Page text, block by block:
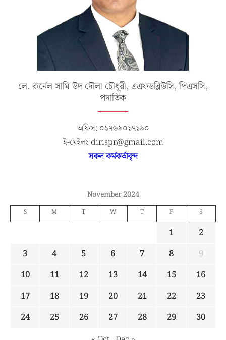
লে. কর্নেল সামি উদ দৌলা চৌধুরী, এএফডব্লিউসি, পিএসসি,
পদাতিক
অফিস: ০১৭৬৯০১৭১৯০
ই-মেইলঃ dirispr@gmail.com
সকল কর্মকর্তাবৃন্দ
November 2024
S M T W T F S
1
2
3
4 5 6 7 8
9
10
11 12 13 14 15
16
17
18 19 20 21 22
23
24
25 26 27 28 29
30